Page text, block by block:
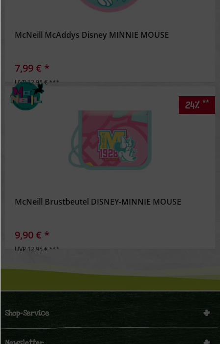
McNeill McAddys Disney MINNIE MOUSE
7,99 € *
UVP 12,95 € ***
24% **
McNeill Brustbeutel DISNEY-MINNIE MOUSE
9,90 € *
UVP 12,95 € ***
Shop-Service